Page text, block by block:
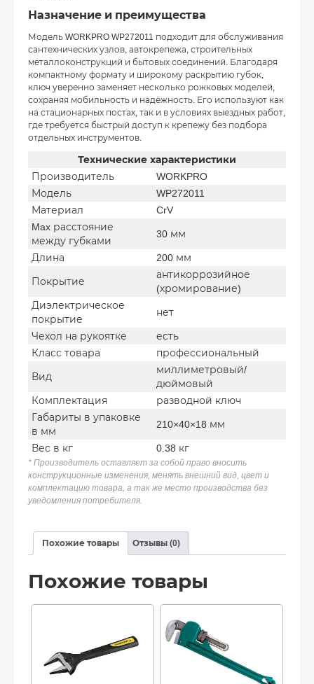
Назначение и преимущества
Модель WORKPRO WP272011 подходит для обслуживания
сантехнических узлов, автокрепежа, строительных
металлоконструкций и бытовых соединений. Благодаря
компактному формату и широкому раскрытию губок,
ключ уверенно заменяет несколько рожковых моделей,
сохраняя мобильность и надёжность. Его используют как
на стационарных постах, так и в условиях выездных работ,
где требуется быстрый доступ к крепежу без подбора
отдельных инструментов.
Технические характеристики
Производитель
WORKPRO
Модель
WP272011
Материал
CrV
Max расстояние
между губками
30 мм
Длина 200 мм
Покрытие
антикоррозийное
(хромирование)
Диэлектрическое
покрытие
нет
Чехол на рукоятке
есть
Класс товара
профессиональный
Вид
миллиметровый/
дюймовый
Комплектация
разводной ключ
Габариты в упаковке
в мм
210×40×18 мм
Вес в кг 0.38 кг
* Производитель оставляет за собой право вносить
конструкционные изменения, менять внешний вид, цвет и
комплектацию товара, а так же место производства без
уведомления потребителя.
Похожие товары Отзывы (0)
Похожие товары